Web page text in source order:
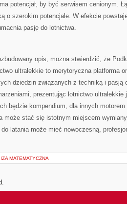
potencjał, by być serwisem cenionym.
o szerokim potencjale. W efekcie
pasję do lotnictwa.
opis, można stwierdzić, że
ultralekkie to merytoryczna platforma
dziedzin związanych z techniką i pasją
prezentując lotnictwo ultralekkie
będzie kompendium, dla innych
może stać się istotnym miejscem
latania może mieć nowoczesną,
MATEMATYCZNA